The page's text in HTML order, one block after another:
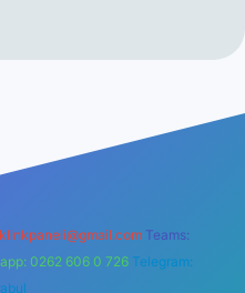
Teams:
0262 606 0 726 Telegram: